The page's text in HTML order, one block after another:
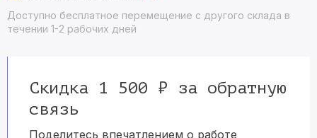
Доступно бесплатное перемещение с другого склада в
течении 1-2 рабочих дней
Скидка 1 500 ₽ за обратную
связь
Поделитесь впечатлением о работе